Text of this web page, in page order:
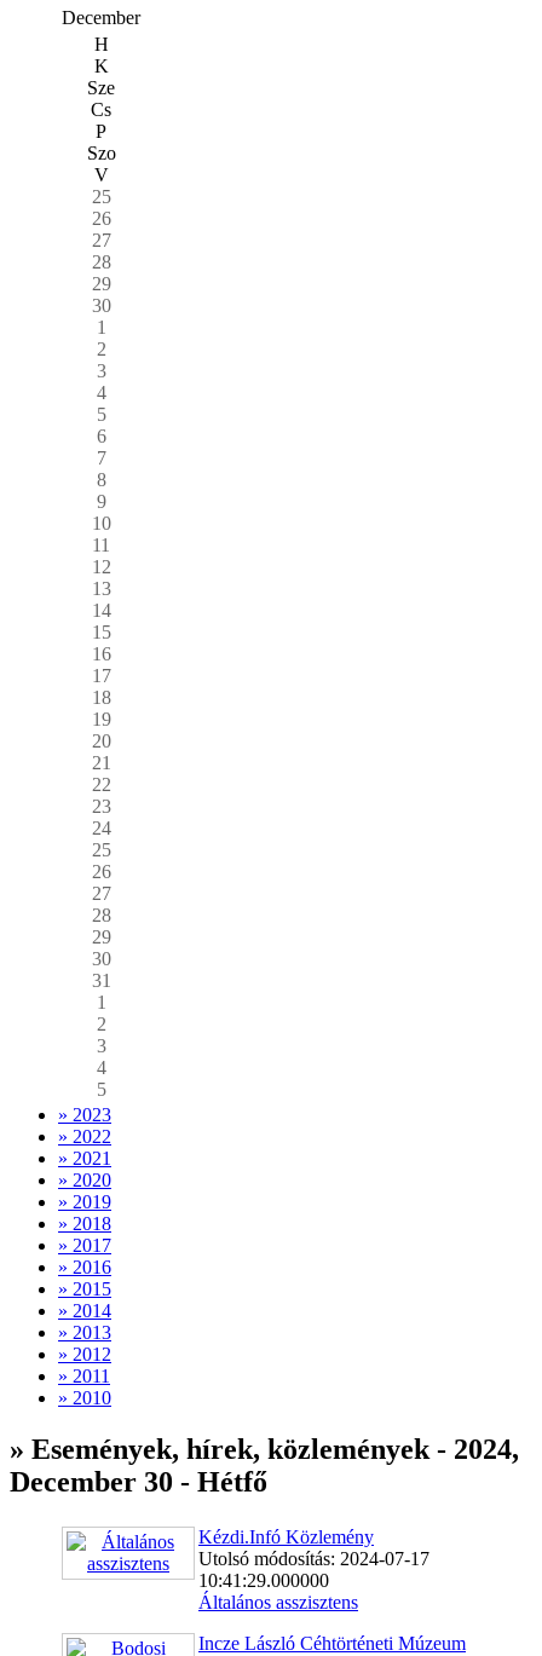
December
H
K
Sze
Cs
P
Szo
V
25
26
27
28
29
30
1
2
3
4
5
6
7
8
9
10
11
12
13
14
15
16
17
18
19
20
21
22
23
24
25
26
27
28
29
30
31
1
2
3
4
5
» 2023
» 2022
» 2021
» 2020
» 2019
» 2018
» 2017
» 2016
» 2015
» 2014
» 2013
» 2012
» 2011
» 2010
» Események, hírek, közlemények - 2024,
December 30 - Hétfő
Kézdi.Infó Közlemény
Utolsó módosítás: 2024-07-17
10:41:29.000000
Általános asszisztens
Incze László Céhtörténeti Múzeum